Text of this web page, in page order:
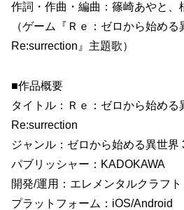
作詞・作曲・編曲：篠崎あやと、
（ゲーム『Ｒｅ：ゼロから始め
Re:surrection』主題歌）
■作品概要
タイトル：Ｒｅ：ゼロから始め
Re:surrection
ジャンル：ゼロから始める異世界
パブリッシャー：KADOKAWA
開発/運用：エレメンタルクラフト
プラットフォーム：iOS/Android